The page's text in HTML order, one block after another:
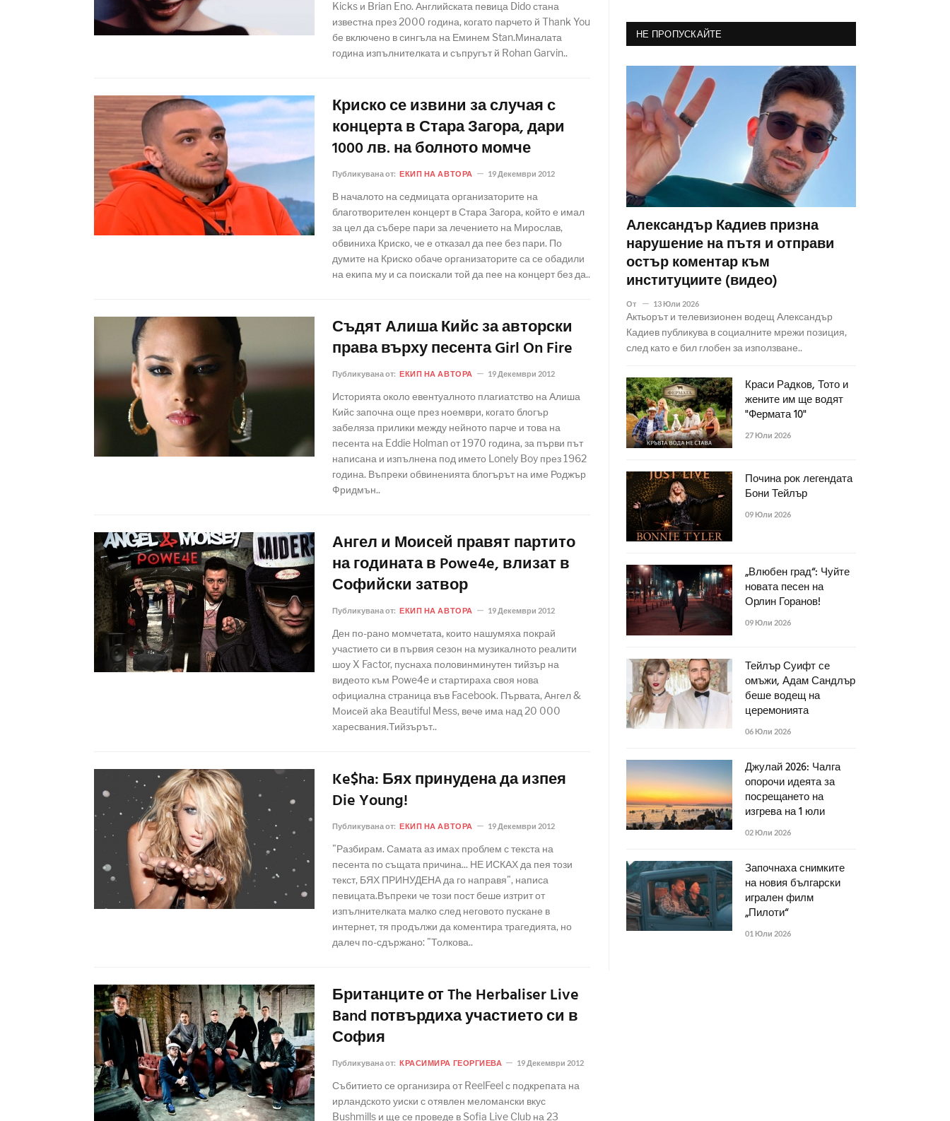
Kicks и Brian Eno. Английската певица Dido стана
известна през 2000 година, когато парчето й Thank You
бе включено в сингъла на Еминем Stan.Миналата
година изпълнителката и съпругът й Rohan Garvin..
Криско се извини за случая с
концерта в Стара Загора, дари
1000 лв. на болното момче
Публикувана от: ЕКИП НА АВТОРА 19 Декември 2012
В началото на седмицата организаторите на
благотворителен концерт в Стара Загора, който е имал
за цел да събере пари за лечението на Мирослав,
обвиниха Криско, че е отказал да пее без пари. По
думите на Криско обаче организаторите са се обадили
на екипа му и са поискали той да пее на концерт без да..
Съдят Алиша Кийс за авторски
права върху песента Girl On Fire
Публикувана от: ЕКИП НА АВТОРА 19 Декември 2012
Историята около евентуалното плагиатство на Алиша
Кийс започна още през ноември, когато блогър
забеляза прилики между нейното парче и това на
песента на Eddie Holman от 1970 година, за първи път
написана и изпълнена под името Lonely Boy през 1962
година. Въпреки обвиненията блогърът на име Роджър
Фридмън..
Ангел и Моисей правят партито
на годината в Powe4e, влизат в
Софийски затвор
Публикувана от: ЕКИП НА АВТОРА 19 Декември 2012
Ден по-рано момчетата, които нашумяха покрай
участието си в първия сезон на музикалното реалити
шоу X Factor, пуснаха половинминутен тийзър на
видеото към Powe4e и стартираха своя нова
официална страница във Facebook. Първата, Ангел &
Моисей aka Beautiful Mess, вече има над 20 000
харесвания.Тийзърът..
Ke$ha: Бях принудена да изпея
Die Young!
Публикувана от: ЕКИП НА АВТОРА 19 Декември 2012
"Разбирам. Самата аз имах проблем с текста на
песента по същата причина... НЕ ИСКАХ да пея този
текст, БЯХ ПРИНУДЕНА да го направя", написа
певицата.Въпреки че този пост беше изтрит от
изпълнителката малко след неговото пускане в
интернет, тя продължи да коментира трагедията, но
далеч по-сдържано: "Толкова..
Британците от The Herbaliser Live
Band потвърдиха участието си в
София
Публикувана от: КРАСИМИРА ГЕОРГИЕВА 19 Декември 2012
Събитието се организира от ReelFeel с подкрепата на
ирландското уиски с отявлен меломански вкус
Bushmills и ще се проведе в Sofia Live Club на 23
НЕ ПРОПУСКАЙТЕ
Александър Кадиев призна
нарушение на пътя и отправи
остър коментар към
институциите (видео)
От 13 Юли 2026
Актьорът и телевизионен водещ Александър
Кадиев публикува в социалните мрежи позиция,
след като е бил глобен за използване..
Краси Радков, Тото и
жените им ще водят
"Фермата 10"
27 Юли 2026
Почина рок легендата
Бони Тейлър
09 Юли 2026
„Влюбен град“: Чуйте
новата песен на
Орлин Горанов!
09 Юли 2026
Тейлър Суифт се
омъжи, Адам Сандлър
беше водещ на
церемонията
06 Юли 2026
Джулай 2026: Чалга
опорочи идеята за
посрещането на
изгрева на 1 юли
02 Юли 2026
Започнаха снимките
на новия български
игрален филм
„Пилоти“
01 Юли 2026